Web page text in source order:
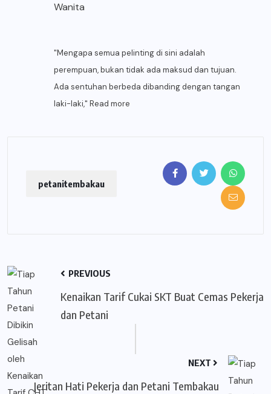
Wanita
"Mengapa semua pelinting di sini adalah
perempuan, bukan tidak ada maksud dan tujuan.
Ada sentuhan berbeda dibanding dengan tangan
laki-laki," Read more
petanitembakau
PREVIOUS
Kenaikan Tarif Cukai SKT Buat Cemas Pekerja
dan Petani
NEXT
Jeritan Hati Pekerja dan Petani Tembakau